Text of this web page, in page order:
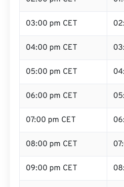
03:00 pm CET
04:00 pm CET
05:00 pm CET
06:00 pm CET
07:00 pm CET
08:00 pm CET
09:00 pm CET